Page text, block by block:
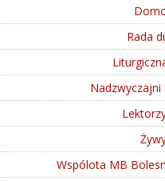
Rada
Nadzwyczajni
Wspólota MB